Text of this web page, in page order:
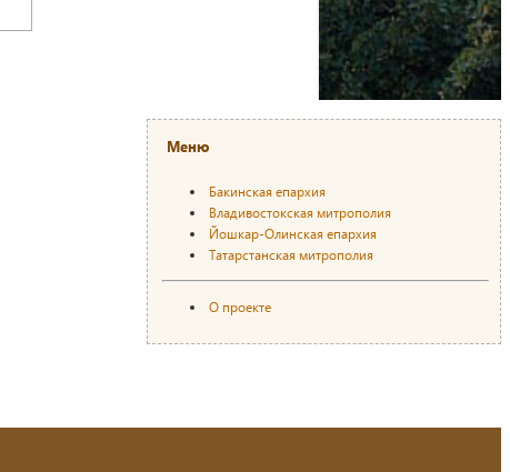
Меню
Бакинская епархия
Владивостокская митрополия
Йошкар-Олинская епархия
Татарстанская митрополия
О проекте